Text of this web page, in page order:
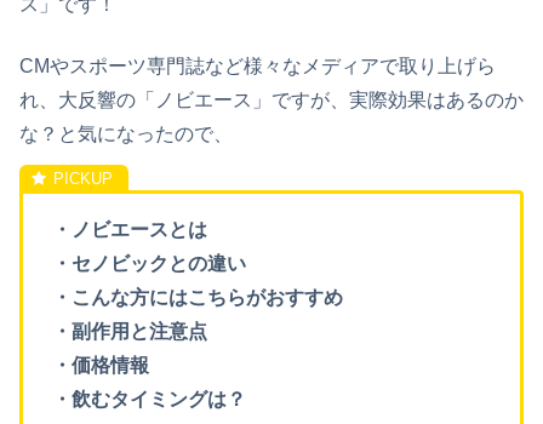
ス」です！
CMやスポーツ専門誌など様々なメディアで取り上げら
れ、大反響の「
ノビエース 」ですが、実際効果はあるのか
な？と気になったので、
・ノビエースとは
・セノビックとの違い
・こんな方にはこちらがおすすめ
・副作用と注意点
・価格情報
・飲むタイミングは？